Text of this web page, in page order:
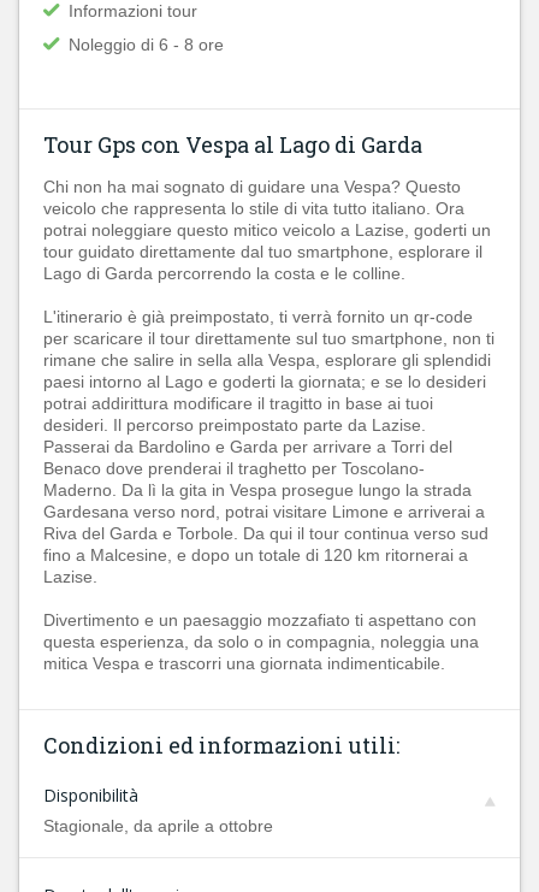
Informazioni tour
Noleggio di 6 - 8 ore
Tour Gps con Vespa al Lago di Garda
Chi non ha mai sognato di guidare una Vespa? Questo
veicolo che rappresenta lo stile di vita tutto italiano. Ora
potrai noleggiare questo mitico veicolo a Lazise, goderti un
tour guidato direttamente dal tuo smartphone, esplorare il
Lago di Garda percorrendo la costa e le colline.
L'itinerario è già preimpostato, ti verrà fornito un qr-code
per scaricare il tour direttamente sul tuo smartphone, non ti
rimane che salire in sella alla Vespa, esplorare gli splendidi
paesi intorno al Lago e goderti la giornata; e se lo desideri
potrai addirittura modificare il tragitto in base ai tuoi
desideri. Il percorso preimpostato parte da Lazise.
Passerai da Bardolino e Garda per arrivare a Torri del
Benaco dove prenderai il traghetto per Toscolano-
Maderno. Da lì la gita in Vespa prosegue lungo la strada
Gardesana verso nord, potrai visitare Limone e arriverai a
Riva del Garda e Torbole. Da qui il tour continua verso sud
fino a Malcesine, e dopo un totale di 120 km ritornerai a
Lazise.
Divertimento e un paesaggio mozzafiato ti aspettano con
questa esperienza, da solo o in compagnia, noleggia una
mitica Vespa e trascorri una giornata indimenticabile.
Condizioni ed informazioni utili:
Disponibilità
Stagionale, da aprile a ottobre